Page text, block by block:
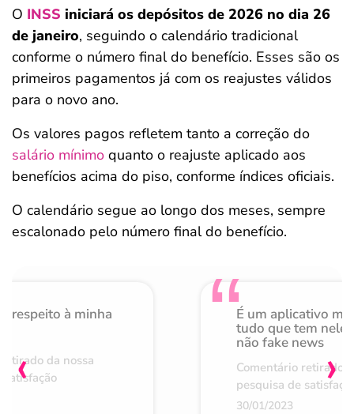
O INSS iniciará os depósitos de 2026 no dia 26
de janeiro, seguindo o calendário tradicional
conforme o número final do benefício. Esses são os
primeiros pagamentos já com os reajustes válidos
para o novo ano.
Os valores pagos refletem tanto a correção do
salário mínimo quanto o reajuste aplicado aos
benefícios acima do piso, conforme índices oficiais.
O calendário segue ao longo dos meses, sempre
escalonado pelo número final do benefício.
respeito à minha
da nossa
É um aplicativo
tudo que tem nele
não fake news
Comentário retirado
pesquisa de
30/01/2023
‹ ›